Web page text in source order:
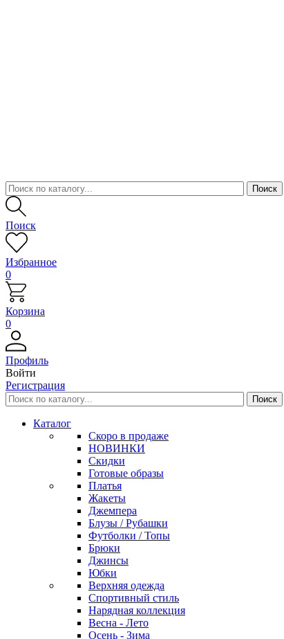
Поиск
Избранное
0
Корзина
0
Профиль
Войти
Регистрация
Каталог
Скоро в продаже
НОВИНКИ
Скидки
Готовые образы
Платья
Жакеты
Джемпера
Блузы / Рубашки
Футболки / Топы
Брюки
Джинсы
Юбки
Верхняя одежда
Спортивный стиль
Нарядная коллекция
Весна - Лето
Осень - Зима